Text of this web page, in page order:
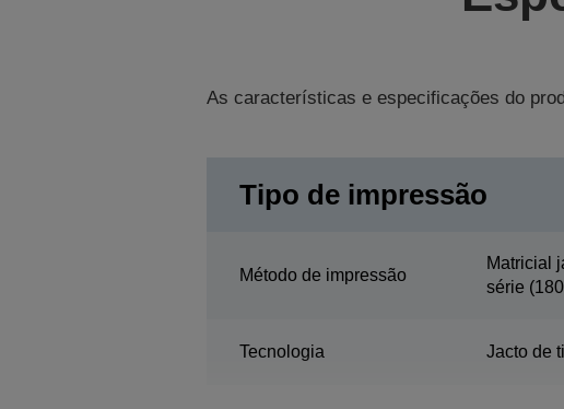
As características e especificações do
Tipo de impressão
Método de impressão
Matricial
série
Tecnologia Jacto de